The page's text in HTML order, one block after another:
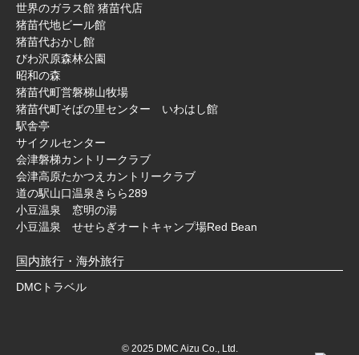
世界のガラス館 猪苗代店
猪苗代地ビール館
猪苗代おかし館
びわ沢原森林公園
昭和の森
猪苗代町営磐梯山牧場
猪苗代町そばの里センター いわはし館
駅舎亭
サイクルセンター
会津磐梯カントリークラブ
会津高原たかつえカントリークラブ
道の駅山口温泉きらら289
小豆温泉 窓明の湯
小豆温泉 せせらぎオートキャンプ場Red Bean
国内旅行・海外旅行
DMCトラベル
© 2025 DMC Aizu Co., Ltd.